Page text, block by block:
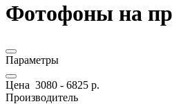
Фотофоны на
Параметры
Цена 3080 - 6825 р.
Производитель